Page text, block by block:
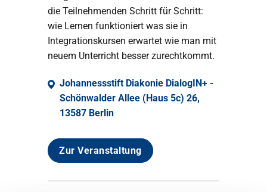
die Teilnehmenden Schritt für Schritt:
wie Lernen funktioniert was sie in
Integrationskursen erwartet wie man mit
neuem Unterricht besser zurechtkommt.
Johannessstift Diakonie DialogIN+ -
Schönwalder Allee (Haus 5c) 26,
13587 Berlin
Zur Veranstaltung